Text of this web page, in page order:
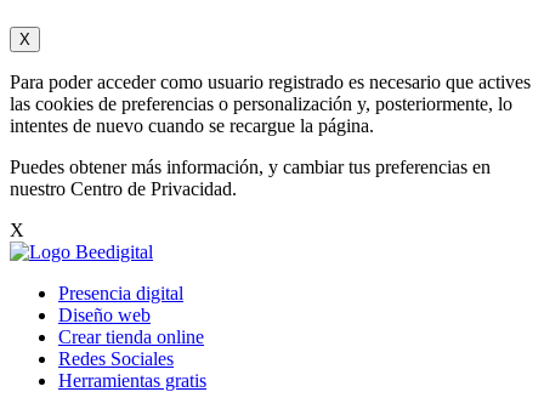
X
Para poder acceder como usuario registrado es necesario que actives
las cookies de preferencias o personalización y, posteriormente, lo
intentes de nuevo cuando se recargue la página.
Puedes obtener más información, y cambiar tus preferencias en
nuestro Centro de Privacidad.
X
Presencia digital
Diseño web
Crear tienda online
Redes Sociales
Herramientas gratis